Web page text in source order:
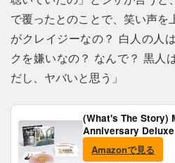
で覆ったとのことで、笑い声を
がクレイジーなの？ 白人の人
クを嫌いなの？ なんで？ 黒人
だし、ヤバいと思う」
(What's The Story)
Anniversary
Vinyl) [Analog]
Amazonで見る